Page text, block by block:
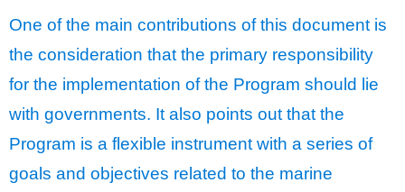
One of the main contributions of this document is
the consideration that the primary responsibility
for the implementation of the Program should lie
with governments. It also points out that the
Program is a flexible instrument with a series of
goals and objectives related to the marine